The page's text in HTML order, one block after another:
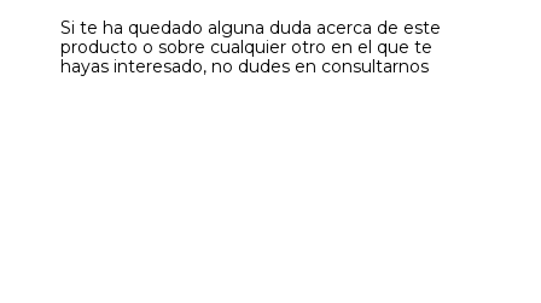
Si te ha quedado alguna duda acerca de este
producto o sobre cualquier otro en el que te
hayas interesado, no dudes en consultarnos